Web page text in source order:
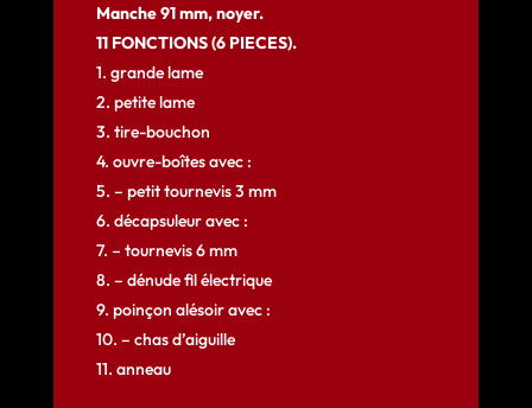
Manche 91 mm, noyer.
11 FONCTIONS (6 PIECES).
1. grande lame
2. petite lame
3. tire-bouchon
4. ouvre-boîtes avec :
5. – petit tournevis 3 mm
6. décapsuleur avec :
7. – tournevis 6 mm
8. – dénude fil électrique
9. poinçon alésoir avec :
10. – chas d’aiguille
11. anneau